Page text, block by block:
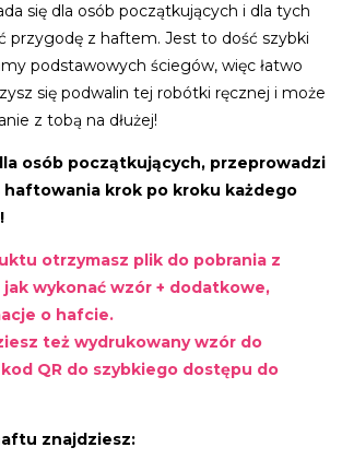
się dla osób początkujących i dla tych
przygodę z haftem. Jest to dość szybki
podstawowych ściegów, więc łatwo
się podwalin tej robótki ręcznej i może
z tobą na dłużej!
osób początkujących, przeprowadzi
haftowania krok po kroku każdego
otrzymasz plik do pobrania z
wykonać wzór + dodatkowe,
o hafcie.
też wydrukowany wzór do
QR do szybkiego dostępu do
znajdziesz: